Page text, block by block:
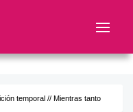
temporal // Mientras tanto